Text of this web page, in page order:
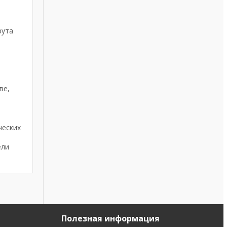
Полезная информация